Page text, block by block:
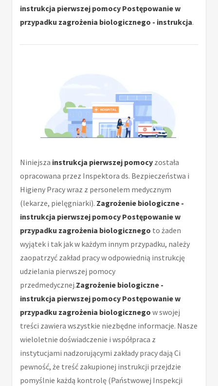
instrukcja pierwszej pomocy Postępowanie w
przypadku zagrożenia biologicznego - instrukcja.
Niniejsza instrukcja pierwszej pomocy została
opracowana przez Inspektora ds. Bezpieczeństwa i
Higieny Pracy wraz z personelem medycznym
(lekarze, pielęgniarki). Zagrożenie biologiczne -
instrukcja pierwszej pomocy Postępowanie w
przypadku zagrożenia biologicznego to żaden
wyjątek i tak jak w każdym innym przypadku, należy
zaopatrzyć zakład pracy w odpowiednią instrukcję
udzielania pierwszej pomocy
przedmedycznej.Zagrożenie biologiczne -
instrukcja pierwszej pomocy Postępowanie w
przypadku zagrożenia biologicznego w swojej
treści zawiera wszystkie niezbędne informacje. Nasze
wieloletnie doświadczenie i współpraca z
instytucjami nadzorującymi zakłady pracy dają Ci
pewność, że treść zakupionej instrukcji przejdzie
pomyślnie każdą kontrolę (Państwowej Inspekcji